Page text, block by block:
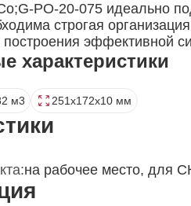
PO-20-075 идеально
строгая
эффективной
характеристики
м3 251x172x10 мм
на рабочее место, для